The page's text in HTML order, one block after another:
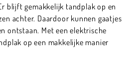
blijft gemakkelijk tandplak op en
achter. Daardoor kunnen gaatjes
ontstaan. Met een elektrische
op een makkelijke manier